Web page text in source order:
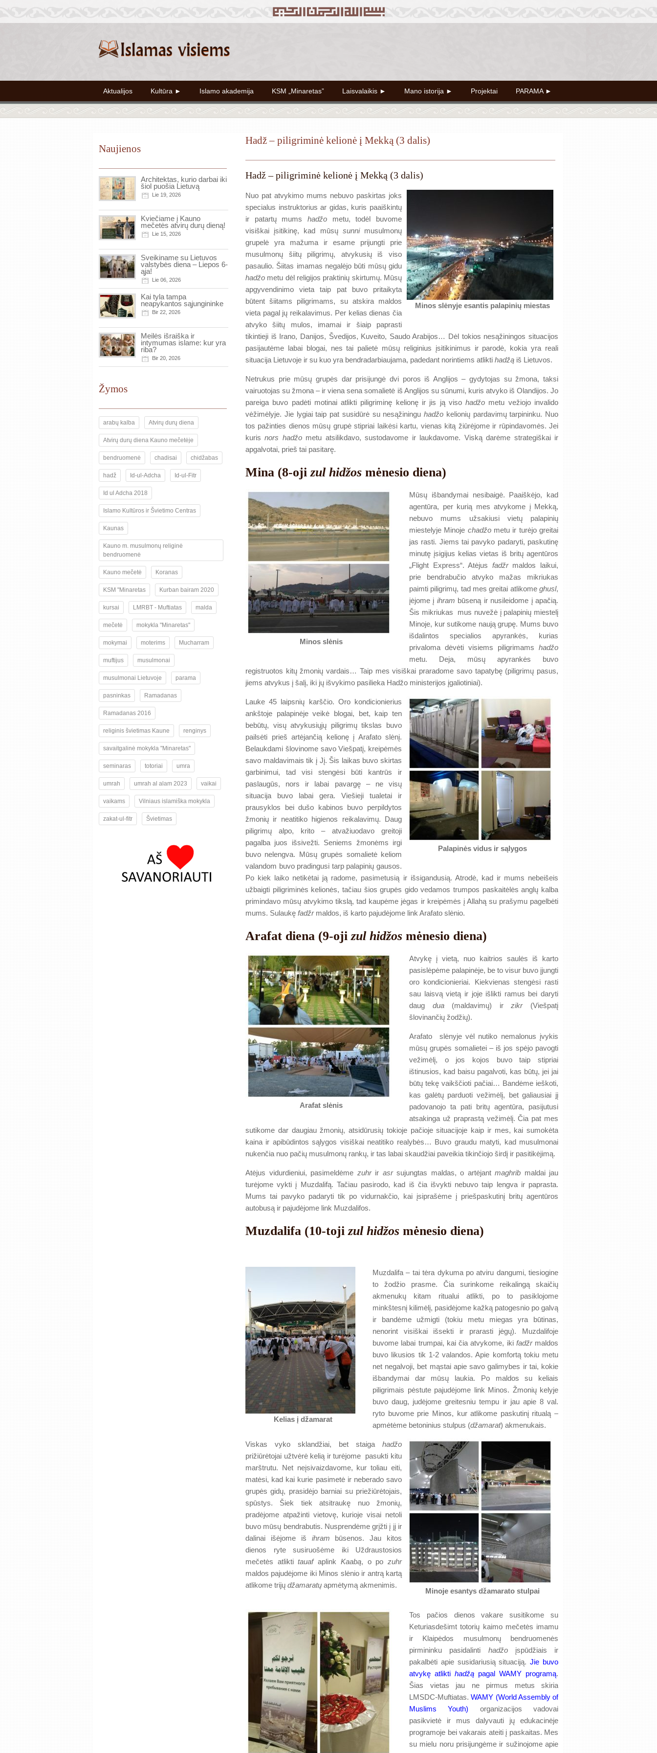
Aktualijos Kultūra ► Islamo akademija KSM „Minaretas” Laisvalaikis ► Mano istorija ► Projektai PARAMA ►
Hadž – piligriminė kelionė į Mekką (3 dalis)
Hadž – piligriminė kelionė į Mekką (3 dalis)
Minos slėnyje esantis palapinių miestas
Nuo pat atvykimo mums nebuvo paskirtas joks
specialus instruktorius ar gidas, kuris paaiškintų
ir patartų mums hadžo metu, todėl buvome
visiškai įsitikinę, kad mūsų sunni musulmonų
grupelė yra mažuma ir esame prijungti prie
musulmonų šiitų piligrimų, atvykusių iš viso
pasaulio. Šiitas imamas negalėjo būti mūsų gidu
hadžo metu dėl religijos praktinių skirtumų. Mūsų
apgyvendinimo vieta taip pat buvo pritaikyta
būtent šiitams piligrimams, su atskira maldos
vieta pagal jų reikalavimus. Per kelias dienas čia
atvyko šiitų mulos, imamai ir šiaip paprasti
tikintieji iš Irano, Danijos, Švedijos, Kuveito, Saudo Arabijos… Dėl tokios nesąžiningos situacijos
pasijautėme labai blogai, nes tai palietė mūsų religinius įsitikinimus ir parodė, kokia yra reali
situacija Lietuvoje ir su kuo yra bendradarbiaujama, padedant norintiems atlikti hadžą iš Lietuvos.
Netrukus prie mūsų grupės dar prisijungė dvi poros iš Anglijos – gydytojas su žmona, taksi
vairuotojas su žmona – ir viena sena somalietė iš Anglijos su sūnumi, kuris atvyko iš Olandijos. Jo
pareiga buvo padėti motinai atlikti piligriminę kelionę ir jis ją visohadžo metu vežiojo invalido
vėžimėlyje. Jie lygiai taip pat susidūrė su nesąžiningu hadžo kelionių pardavimų tarpininku. Nuo
tos pažinties dienos mūsų grupė stipriai laikėsi kartu, vienas kitą žiūrėjome ir rūpindavomės. Jei
kurisnors hadžometu atsilikdavo, sustodavome ir laukdavome. Viską darėme strategiškai ir
apgalvotai, prieš tai pasitarę.
Mina (8-ojizul hidžos mėnesio diena)
Minos slėnis
Mūsų išbandymai nesibaigė. Paaiškėjo, kad
agentūra, per kurią mes atvykome į Mekką,
nebuvo mums užsakiusi vietų palapinių
miestelyje Minoje chadžometu ir turėjo greitai
jas rasti. Jiems tai pavyko padaryti, paskutinę
minutę įsigijus kelias vietas iš britų agentūros
„Flight Express“. Atėjus fadžrmaldos laikui,
prie bendrabučio atvyko mažas mikriukas
paimti piligrimų, tad mes greitai atlikome ghusl,
įėjome į ihram būseną ir nusileidome į apačią.
Šis mikriukas mus nuvežė į palapinių miestelį
Minoje, kur sutikome naują grupę. Mums buvo
išdalintos specialios apyrankės, kurias
privaloma dėvėti visiems piligrimams hadžo
metu. Deja, mūsų apyrankės buvo
registruotos kitų žmonių vardais… Taip mes visiškai praradome savo tapatybę (piligrimų pasus,
jiems atvykus į šalį, iki jų išvykimo pasilieka Hadžo ministerijos įgaliotiniai).
Palapinės vidus ir sąlygos
Lauke 45 laipsnių karščio. Oro kondicionierius
ankštoje palapinėje veikė blogai, bet, kaip ten
bebūtų, visų atvykusiųjų piligrimų tikslas buvo
pailsėti prieš artėjančią kelionę į Arafato slėnį.
Belaukdami šlovinome savo Viešpatį, kreipėmės
savo maldavimais tik į Jį. Šis laikas buvo skirtas
garbinimui, tad visi stengėsi būti kantrūs ir
paslaugūs, nors ir labai pavargę – ne visų
situacija buvo labai gera. Viešieji tualetai ir
prausyklos bei dušo kabinos buvo perpildytos
žmonių ir neatitiko higienos reikalavimų. Daug
piligrimų alpo, krito – atvažiuodavo greitoji
pagalba juos išsivežti. Seniems žmonėms irgi
buvo nelengva. Mūsų grupės somalietė keliom
valandom buvo pradingusi tarp palapinių gausos.
Po kiek laiko netikėtai ją radome, pasimetusią ir išsigandusią. Atrodė, kad ir mums nebeišeis
užbaigti piligriminės kelionės, tačiau šios grupės gido vedamos trumpos paskaitėlės anglų kalba
primindavo mūsų atvykimo tikslą, tad kaupėme jėgas ir kreipėmės į Allahą su prašymu pagelbėti
mums. Sulaukę fadžr maldos, iš karto pajudėjome link Arafato slėnio.
Arafat diena (9-ojizul hidžos mėnesio diena)
Arafat slėnis
Atvykę į vietą, nuo kaitrios saulės iš karto
pasislėpėme palapinėje, be to visur buvo įjungti
oro kondicionieriai. Kiekvienas stengėsi rasti
sau laisvą vietą ir joje išlikti ramus bei daryti
daug dua(maldavimų) irzikr (Viešpatį
šlovinančių žodžių).
Arafato slėnyje vėl nutiko nemalonus įvykis
mūsų grupės somalietei – iš jos spėjo pavogti
vežimėlį, o jos kojos buvo taip stipriai
ištinusios, kad baisu pagalvoti, kas būtų, jei jai
būtų tekę vaikščioti pačiai… Bandėme ieškoti,
kas galėtų parduoti vežimėlį, bet galiausiai jį
padovanojo ta pati britų agentūra, pasijutusi
atsakinga už praprastą vežimėlį. Čia pat mes
sutikome dar daugiau žmonių, atsidūrusių tokioje pačioje situacijoje kaip ir mes, kai sumokėta
kaina ir apibūdintos sąlygos visiškai neatitiko realybės… Buvo graudu matyti, kad musulmonai
nukenčia nuo pačių musulmonų rankų, ir tas labai skaudžiai paveikia tikinčiojo širdį ir pasitikėjimą.
Atėjus vidurdieniui, pasimeldėme zuhrir asrsujungtas maldas, o artėjant maghrib maldai jau
turėjome vykti į Muzdalifą. Tačiau pasirodo, kad iš čia išvykti nebuvo taip lengva ir paprasta.
Mums tai pavyko padaryti tik po vidurnakčio, kai įsiprašėme į priešpaskutinį britų agentūros
autobusą ir pajudėjome link Muzdalifos.
Muzdalifa (10-tojizul hidžos mėnesio diena)
Kelias į džamarat
Muzdalifa – tai tėra dykuma po atviru dangumi, tiesiogine
to žodžio prasme. Čia surinkome reikalingą skaičių
akmenukų kitam ritualui atlikti, po to pasiklojome
minkštesnį kilimėlį, pasidėjome kažką patogesnio po galvą
ir bandėme užmigti (tokiu metu miegas yra būtinas,
nenorint visiškai išsekti ir prarasti jėgų). Muzdalifoje
buvome labai trumpai, kai čia atvykome, iki fadžrmaldos
buvo likusios tik 1-2 valandos. Apie komfortą tokiu metu
net negalvoji, bet mąstai apie savo galimybes ir tai, kokie
išbandymai dar mūsų laukia. Po maldos su keliais
piligrimais pėstute pajudėjome link Minos. Žmonių kelyje
buvo daug, judėjome greitesniu tempu ir jau apie 8 val.
ryto buvome prie Minos, kur atlikome paskutinį ritualą –
apmėtėme betoninius stulpus (džamarat) akmenukais.
Minoje esantys džamarato stulpai
Viskas vyko sklandžiai, bet staiga hadžo
prižiūrėtojai užtvėrė kelią ir turėjome pasukti kitu
marštrutu. Net neįsivaizdavome, kur toliau eiti,
matėsi, kad kai kurie pasimetė ir neberado savo
grupės gidų, prasidėjo barniai su priežiūrėtojais,
spūstys. Šiek tiek atsitraukę nuo žmonių,
pradėjome atpažinti vietovę, kurioje visai netoli
buvo mūsų bendrabutis. Nusprendėme grįžti į jį ir
dalinai išėjome iš ihram būsenos. Jau kitos
dienos ryte susiruošėme iki Uždraustosios
mečetės atliktitauafaplink Kaabą, o pozuhr
maldos pajudėjome iki Minos slėnio ir antrą kartą
atlikome trijų džamaratų apmėtymą akmenimis.
Tos pačios dienos vakare susitikome su
Keturiasdešimt totorių kaimo mečetės imamu
ir Klaipėdos musulmonų bendruomenės
pirmininku pasidalinti hadžo įspūdžiais ir
pakalbėti apie susidariusią situaciją.Jie buvo
atvykę atlikti hadžą pagal WAMY programą.
Šias vietas jau ne pirmus metus skiria
LMSDC-Muftiatas.WAMY (World Assembly of
Muslims Youth) organizacijos vadovai
pasikvietė ir mus dalyvauti jų edukacinėje
programoje bei vakarais ateiti į paskaitas. Mes
su mielu noru prisijungėme ir sužinojome apie
Naujienos
Architektas, kurio darbai iki
šiol puošia Lietuvą
Lie 19, 2026
Kviečiame į Kauno
mečetės atvirų durų dieną!
Lie 15, 2026
Sveikiname su Lietuvos
valstybės diena – Liepos 6-
ąja!
Lie 06, 2026
Kai tyla tampa
neapykantos sąjungininke
Bir 22, 2026
Meilės išraiška ir
intymumas islame: kur yra
riba?
Bir 20, 2026
Žymos
arabų kalba Atvirų durų diena
Atvirų durų diena Kauno mečetėje
bendruomenė chadisai chidžabas
hadž Id-ul-Adcha Id-ul-Fitr
Id ul Adcha 2018
Islamo Kultūros ir Švietimo Centras
Kaunas
Kauno m. musulmonų religinė
bendruomenė
Kauno mečetė Koranas
KSM "Minaretas Kurban bairam 2020
kursai LMRBT - Muftiatas malda
mečetė mokykla "Minaretas"
mokymai moterims Mucharram
muftijus musulmonai
musulmonai Lietuvoje parama
pasninkas Ramadanas
Ramadanas 2016
religinis švietimas Kaune renginys
savaitgalinė mokykla "Minaretas"
seminaras totoriai umra
umrah umrah al alam 2023 vaikai
vaikams Vilniaus islamiška mokykla
zakat-ul-fitr Švietimas